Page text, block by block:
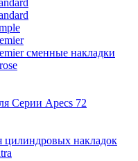
сменные накладки
Серии Apecs 72
цилиндровых накладок